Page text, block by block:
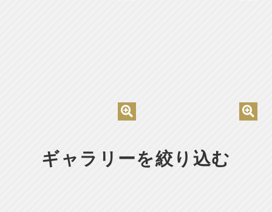
ギャラリーを絞り込む